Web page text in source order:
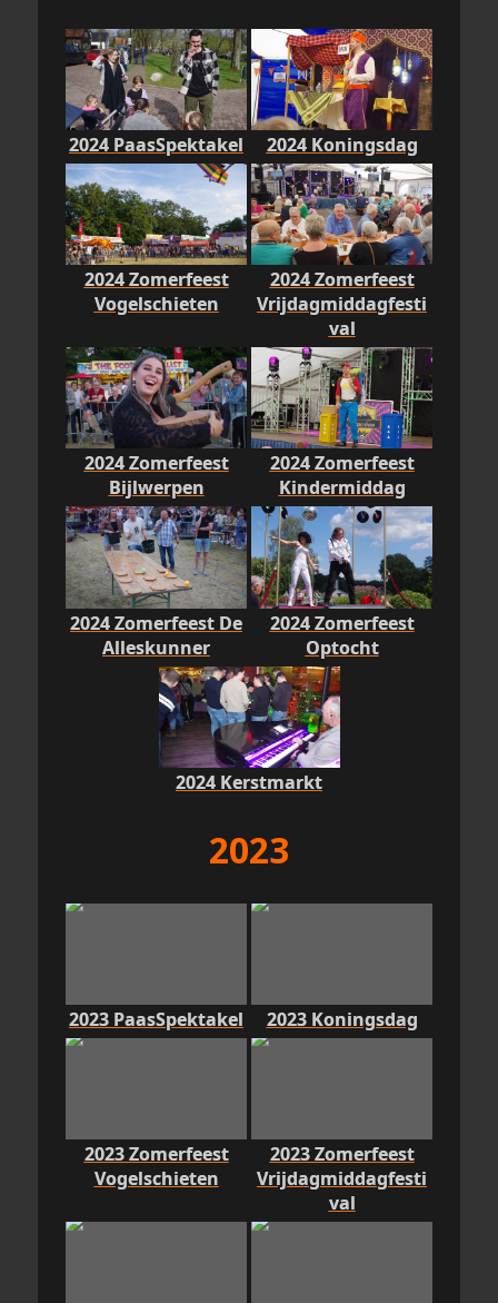
2024 PaasSpektakel 2024 Koningsdag
2024 Zomerfeest
Vogelschieten
2024 Zomerfeest
Vrijdagmiddagfesti
val
2024 Zomerfeest
Bijlwerpen
2024 Zomerfeest
Kindermiddag
2024 Zomerfeest De
Alleskunner
2024 Zomerfeest
Optocht
2024 Kerstmarkt
2023
2023 PaasSpektakel 2023 Koningsdag
2023 Zomerfeest
Vogelschieten
2023 Zomerfeest
Vrijdagmiddagfesti
val